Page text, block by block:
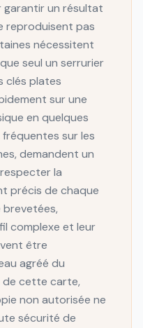
un résultat
reproduisent pas
nécessitent
seul un serrurier
clés plates
sur une
en quelques
fréquentes sur les
demandent un
la
précis de chaque
brevetées,
complexe et leur
être
agréé du
cette carte,
non autorisée ne
sécurité de